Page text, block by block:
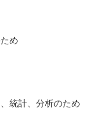
め
統計、分析のため